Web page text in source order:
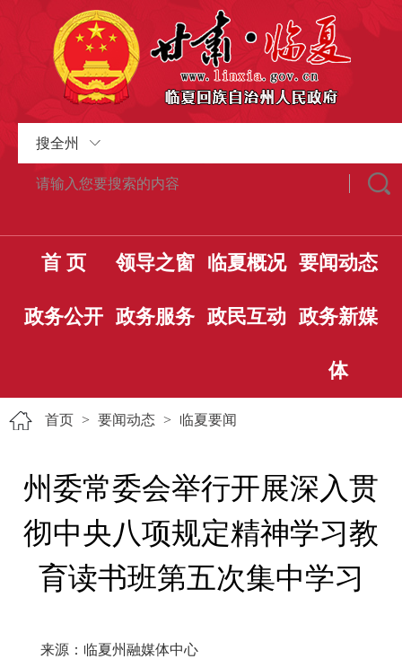
搜全州
首 页 领导之窗 临夏概况 要闻动态
政务公开 政务服务 政民互动 政务新媒
体
首页 > 要闻动态 > 临夏要闻
州委常委会举行开展深入贯
彻中央八项规定精神学习教
育读书班第五次集中学习
来源：临夏州融媒体中心